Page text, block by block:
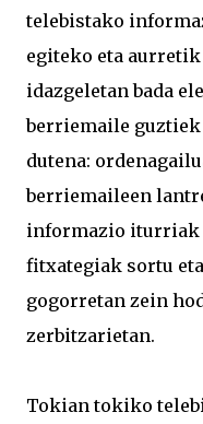
telebistako
egiteko eta
idazgeletan bada
berriemaile
dutena:
berriemaileen
informazio iturriak
fitxategiak sortu
gogorretan zein
zerbitzarietan.
Tokian tokiko